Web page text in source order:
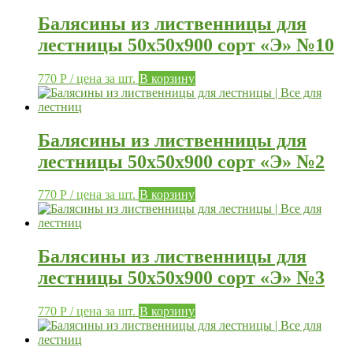
Балясины из лиственницы для
лестницы 50х50х900 сорт «Э» №10
770 Р / цена за шт. В корзину
Балясины из лиственницы для
лестницы 50х50х900 сорт «Э» №2
770 Р / цена за шт. В корзину
Балясины из лиственницы для
лестницы 50х50х900 сорт «Э» №3
770 Р / цена за шт. В корзину